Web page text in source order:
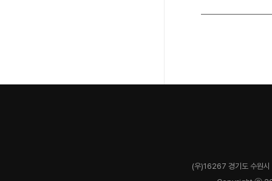
(우)16267 경기도 수원